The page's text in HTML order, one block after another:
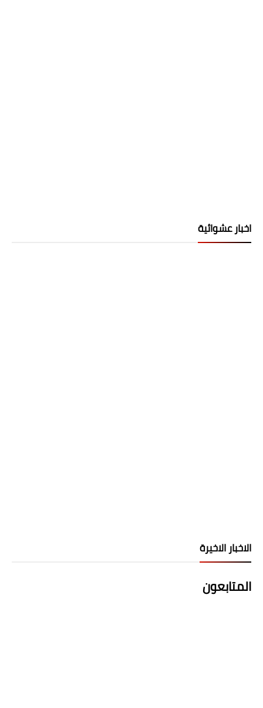
اخبار عشوائية
الاخبار الاخيرة
المتابعون